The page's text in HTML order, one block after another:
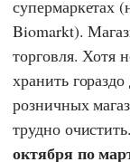
супермаркетах
Biomarkt).
торговля. Хотя
хранить
розничных
трудно
октября по